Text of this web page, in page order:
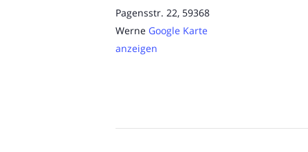
Pagensstr. 22, 59368
Werne Google Karte
anzeigen